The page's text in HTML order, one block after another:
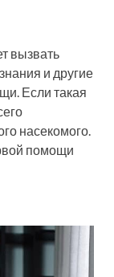
вызвать
и другие
Если такая
насекомого.
помощи